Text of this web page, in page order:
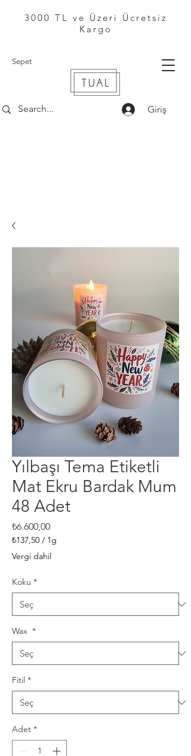
Sepet
Giriş
3000 TL ve Üzeri Ücretsiz
Kargo
Yılbaşı Tema Etiketli
Mat Ekru Bardak Mum
48 Adet
₺6.600,00Fiyat
₺137,50 / 1g
1
Gram
₺137,50
Vergi dahil
Koku *
Wax *
Fitil *
Adet *